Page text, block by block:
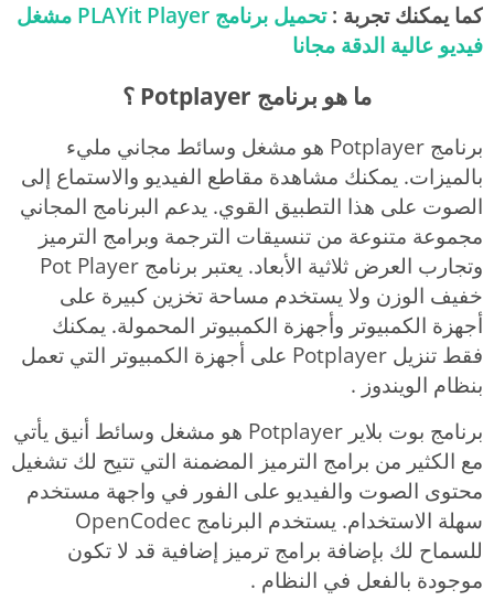
كما يمكنك تجربة :
تحميل برنامج PLAYit Player مشغل
فيديو عالية الدقة مجانا
ما هو برنامج Potplayer ؟
برنامج Potplayer هو مشغل وسائط مجاني مليء
بالميزات. يمكنك مشاهدة مقاطع الفيديو والاستماع إلى
الصوت على هذا التطبيق القوي. يدعم البرنامج المجاني
مجموعة متنوعة من تنسيقات الترجمة وبرامج الترميز
وتجارب العرض ثلاثية الأبعاد. يعتبر برنامج Pot Player
خفيف الوزن ولا يستخدم مساحة تخزين كبيرة على
أجهزة الكمبيوتر وأجهزة الكمبيوتر المحمولة. يمكنك
فقط تنزيل Potplayer على أجهزة الكمبيوتر التي تعمل
بنظام الويندوز .
برنامج بوت بلاير Potplayer هو مشغل وسائط أنيق يأتي
مع الكثير من برامج الترميز المضمنة التي تتيح لك تشغيل
محتوى الصوت والفيديو على الفور في واجهة مستخدم
سهلة الاستخدام. يستخدم البرنامج OpenCodec
للسماح لك بإضافة برامج ترميز إضافية قد لا تكون
موجودة بالفعل في النظام .